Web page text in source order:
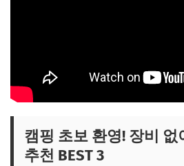
캠핑 초보 환영! 장비
추천 BEST 3